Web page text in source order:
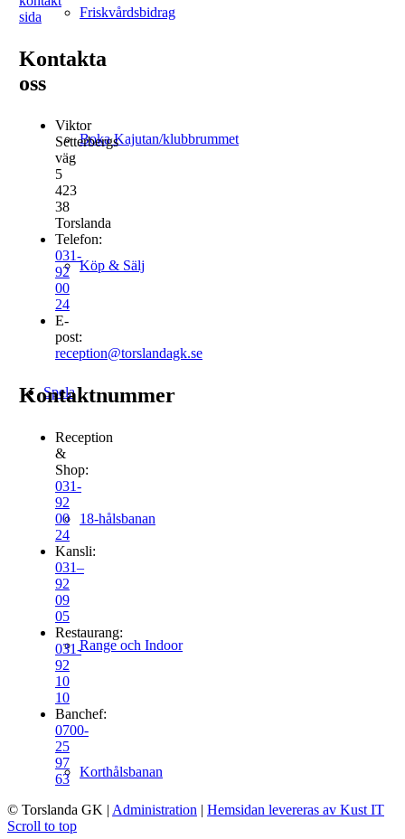
Friskvårdsbidrag
Boka Kajutan/klubbrummet
Köp & Sälj
Spela
18-hålsbanan
Range och Indoor
Korthålsbanan
sida
Kontakta
oss
Viktor
Setterbergs
väg
5
423
38
Torslanda
Telefon:
031-
92
00
24
E-
post:
reception@torslandagk.se
Kontaktnummer
Reception
&
Shop:
031-
92
00
24
Kansli:
031–
92
09
05
Restaurang:
031-
92
10
10
Banchef:
0700-
25
97
63
© Torslanda GK Administration
Hemsidan levereras av Kust IT
Scroll to top